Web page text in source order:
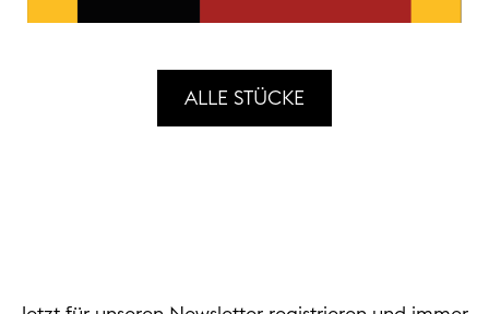
ALLE STÜCKE